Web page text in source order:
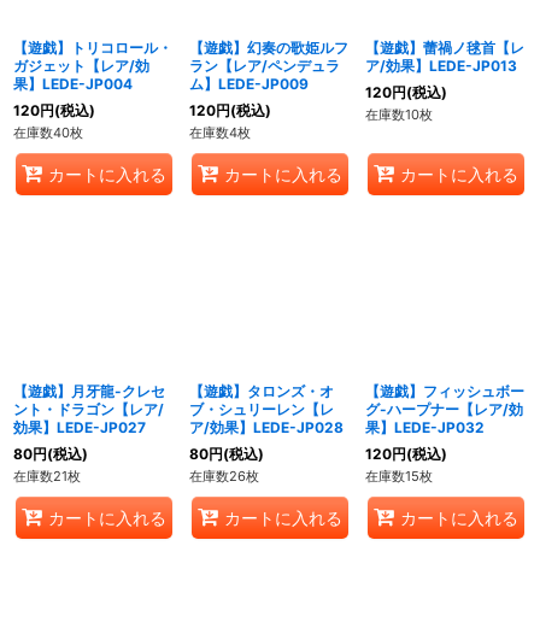
【遊戯】トリコロール・
ガジェット【レア/効
果】LEDE-JP004
120円(税込)
在庫数40枚
カートに入れる
【遊戯】幻奏の歌姫ルフ
ラン【レア/ペンデュラ
ム】LEDE-JP009
120円(税込)
在庫数4枚
カートに入れる
【遊戯】蕾禍ノ毬首【レ
ア/効果】LEDE-JP013
120円(税込)
在庫数10枚
カートに入れる
【遊戯】月牙龍-クレセ
ント・ドラゴン【レア/
効果】LEDE-JP027
80円(税込)
在庫数21枚
カートに入れる
【遊戯】タロンズ・オ
ブ・シュリーレン【レ
ア/効果】LEDE-JP028
80円(税込)
在庫数26枚
カートに入れる
【遊戯】フィッシュボー
グ-ハープナー【レア/効
果】LEDE-JP032
120円(税込)
在庫数15枚
カートに入れる